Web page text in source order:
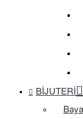
BIJUTERI